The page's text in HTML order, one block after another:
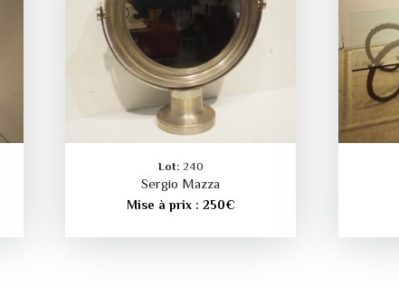
Lot: 240
Sergio Mazza
Mise à prix :250€